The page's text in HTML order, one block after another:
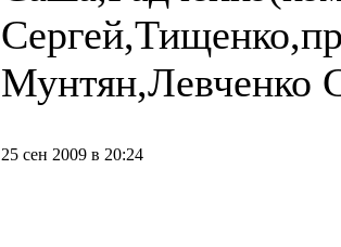
Мунтян,Левченко
25 сен 2009 в 20:24